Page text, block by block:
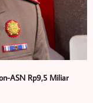
ASN Rp9,5 Miliar